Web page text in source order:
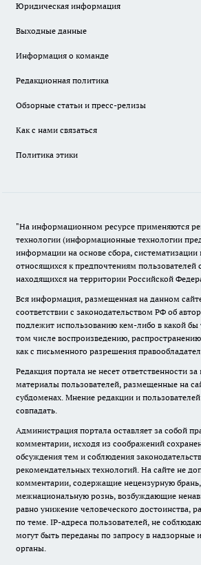
Юридическая информация
Выходные данные
Информация о команде
Редакционная политика
Обзорные статьи и пресс-релизы
Как с нами связаться
Политика этики
"На информационном ресурсе применяются
технологии (информационные технологии
информации на основе сбора, систематизации
относящихся к предпочтениям пользователей
находящихся на территории Российской
Вся информация, размещенная на данном
соответствии с законодательством РФ об
подлежит использованию кем-либо в какой
том числе воспроизведению,
как с письменного разрешения
Редакция портала не несет ответственности
материалы пользователей, размещенные на
субдоменах. Мнение редакции и
совпадать.
Администрация портала оставляет за собой
комментарии, исходя из соображений
обсуждения тем и соблюдения
рекомендательных технологий. На сайте не
комментарии, содержащие нецензурную
межнациональную рознь, возбуждающие
равно унижение человеческого достоинства,
по теме. IP-адреса пользователей, не
могут быть переданы по запросу в надзорные
органы.